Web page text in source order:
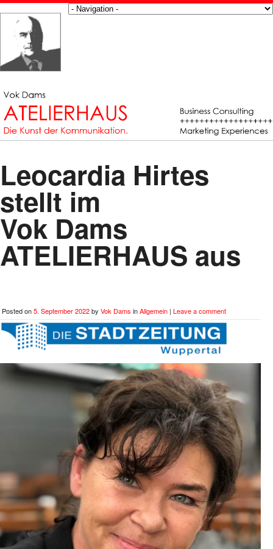
Leocardia Hirtes
stellt im
Vok Dams
ATELIERHAUS aus
Posted on5. September 2022by Vok Dams inAllgemein | Leave a comment